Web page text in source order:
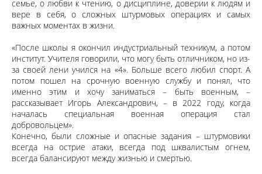
семье, о любви к чтению, о дисциплине, доверии к людям и
вере в себя, о сложных штурмовых операциях и самых
важных моментах в жизни.
«После школы я окончил индустриальный техникум, а потом
институт. Учителя говорили, что могу быть отличником, но из-
за своей лени учился на «4». Больше всего любил спорт. А
потом пошел на срочную военную службу и понял, что
именно этим и хочу заниматься – быть военным, –
рассказывает Игорь Александрович, – в 2022 году, когда
началась специальная военная операция стал
добровольцем».
Конечно, были сложные и опасные задания – штурмовики
всегда на острие атаки, всегда под шквалистым огнем,
всегда балансируют между жизнью и смертью.